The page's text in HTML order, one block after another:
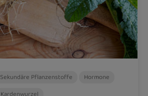
Sekundäre Pflanzenstoffe
Hormone
Kardenwurzel